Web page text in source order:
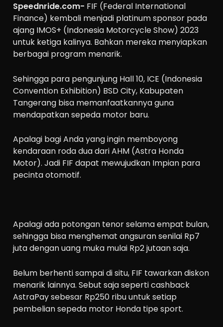
Speednride.com- FIF (Federal International
Finance) kembali menjadi platinum sponsor pada
ajang IMOS+ (Indonesia Motorcycle Show) 2023
untuk ketiga kalinya. Bahkan mereka menyiapkan
berbagai program menarik.
Sehingga para pengunjung Hall 10, ICE (Indonesia
Convention Exhibition) BSD City, Kabupaten
Tangerang bisa memanfaatkannya guna
mendapatkan sepeda motor baru.
Apalagi bagi Anda yang ingin memboyong
kendaraan roda dua dari AHM (Astra Honda
Motor). Jadi FIF dapat mewujudkan Impian para
pecinta otomotif.
Apalagi ada potongan tenor selama empat bulan,
sehingga bisa menghemat angsuran senilai Rp7
juta dengan uang muka mulai Rp2 jutaan saja.
Belum berhenti sampai di situ, FIF tawarkan diskon
menarik lainnya. Sebut saja seperti cashback
AstraPay sebesar Rp250 ribu untuk setiap
pembelian sepeda motor Honda tipe sport.